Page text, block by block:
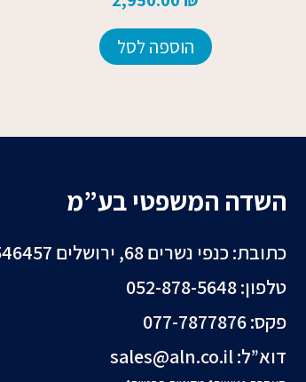
הוספה לסל
השדה המשפטי בע”מ
כתובת: כנפי נשרים 68, ירושלים 9546457
טלפון: 052-878-5648⁩
פקס: 077-7877876
דוא”ל:sales@aln.co.il